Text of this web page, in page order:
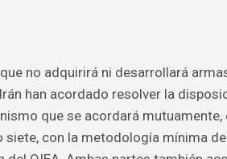
no adquirirá ni desarrollará
han acordado resolver la
que se acordará
siete, con la metodología mínima de